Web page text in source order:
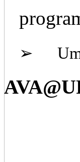
➢ Um